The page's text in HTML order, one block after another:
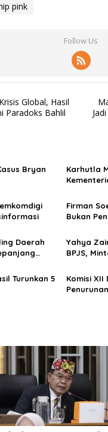
pink
Follow Us
Global, Hasil
Paradoks Bahlil
Bryan
Karhutla
Firman
Bukan
Daerah
Yahya
BPJS,
Turunkan 5
Komisi XII